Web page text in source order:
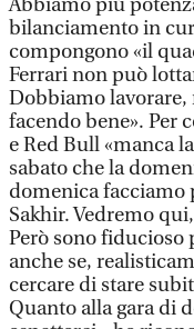
Abbiamo più
bilanciamento in
compongono «il
Ferrari non può
Dobbiamo lavorare,
facendo bene». Per
e Red Bull «manca
sabato che la
domenica facciamo
Sakhir. Vedremo
Però sono fiducioso
anche se,
cercare di stare
Quanto alla gara di